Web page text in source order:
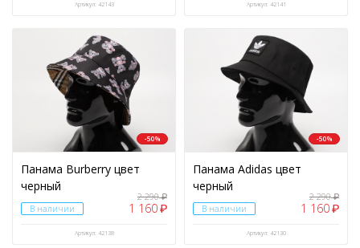
Артикул: 42143 Артикул: 42141
-50%
Панама Burberry цвет
черный
В наличии
2 290₽
1 160₽
Артикул: 42138
-50%
Панама Adidas цвет
черный
В наличии
2 290₽
1 160₽
Артикул: 42130